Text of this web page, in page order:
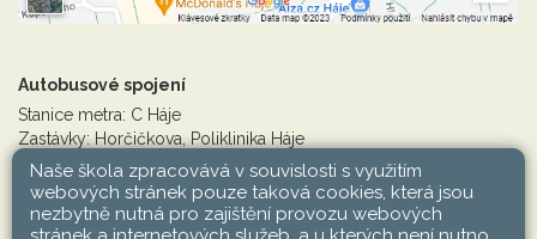
Autobusové spojení
Stanice metra: C Háje
Zastávky: Horčičkova, Poliklinika Háje
Linky: 125, 136, 154, 165, 170, 183, 203, 213, 226, 227, 240,
381,382, 383, 387, 203
Naše škola zpracovává v souvislosti s využitím
webových stránek pouze taková cookies, která jsou
nezbytně nutná pro zajištění provozu webových